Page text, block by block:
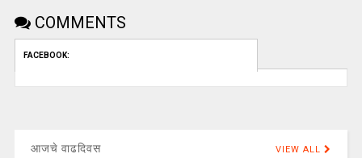
COMMENTS
FACEBOOK:
आजचे वाढदिवस VIEW ALL